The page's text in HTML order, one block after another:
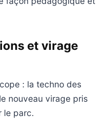
et virage
: la techno des
nouveau virage pris
le parc.